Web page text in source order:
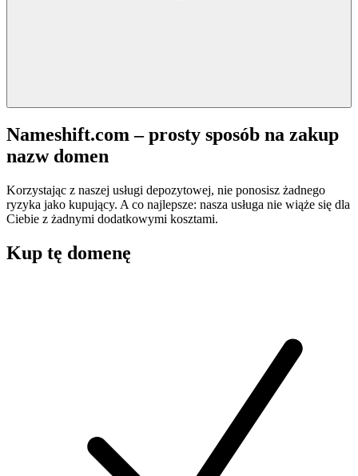
Nameshift.com – prosty sposób na zakup
nazw domen
Korzystając z naszej usługi depozytowej, nie ponosisz żadnego
ryzyka jako kupujący. A co najlepsze: nasza usługa nie wiąże się dla
Ciebie z żadnymi dodatkowymi kosztami.
Kup tę domenę